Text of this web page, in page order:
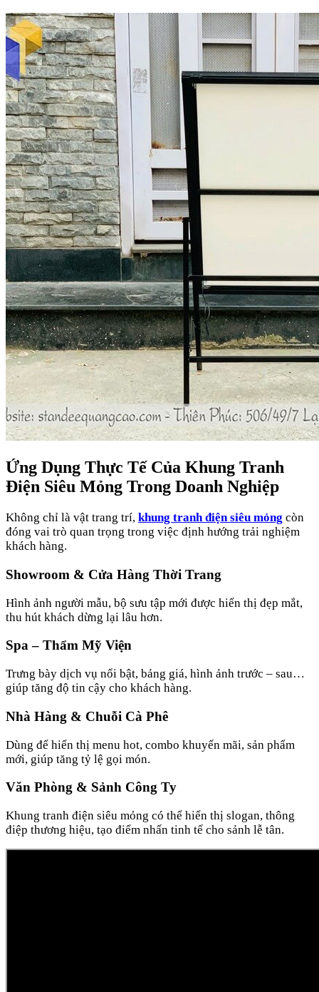
Ứng Dụng Thực Tế Của Khung Tranh
Điện Siêu Mỏng Trong Doanh Nghiệp
Không chỉ là vật trang trí, khung tranh điện siêu mỏng còn
đóng vai trò quan trọng trong việc định hướng trải nghiệm
khách hàng.
Showroom & Cửa Hàng Thời Trang
Hình ảnh người mẫu, bộ sưu tập mới được hiển thị đẹp mắt,
thu hút khách dừng lại lâu hơn.
Spa – Thẩm Mỹ Viện
Trưng bày dịch vụ nổi bật, bảng giá, hình ảnh trước – sau…
giúp tăng độ tin cậy cho khách hàng.
Nhà Hàng & Chuỗi Cà Phê
Dùng để hiển thị menu hot, combo khuyến mãi, sản phẩm
mới, giúp tăng tỷ lệ gọi món.
Văn Phòng & Sảnh Công Ty
Khung tranh điện siêu mỏng có thể hiển thị slogan, thông
điệp thương hiệu, tạo điểm nhấn tinh tế cho sảnh lễ tân.